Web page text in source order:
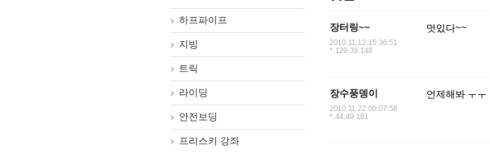
하프파이프
지빙
트릭
라이딩
안전보딩
프리스키 강좌
장터링~~
2010.11.12 15:36:51
*.129.39.148
멋있다~~
장수풍뎅이
2010.11.22 00:07:58
*.44.49.181
언제해봐 ㅜㅜ